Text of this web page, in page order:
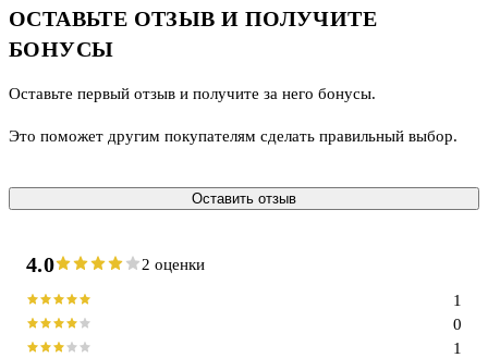
ОСТАВЬТЕ ОТЗЫВ И ПОЛУЧИТЕ
БОНУСЫ
Оставьте первый отзыв и получите за него бонусы.
Это поможет другим покупателям сделать правильный выбор.
Оставить отзыв
4.0 2 оценки
1
0
1